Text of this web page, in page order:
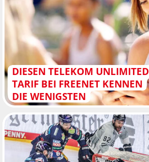
DIESEN TELEKOM UNLIMITED
TARIF BEI FREENET KENNEN
DIE WENIGSTEN